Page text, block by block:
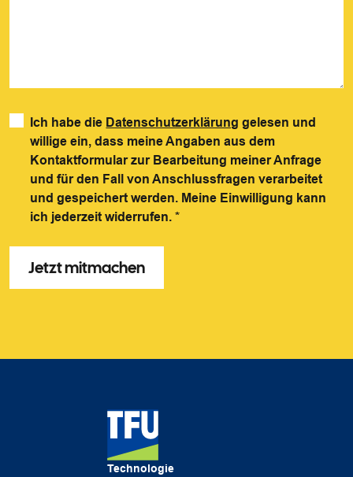
Ich habe die Datenschutzerklärung gelesen und
willige ein, dass meine Angaben aus dem
Kontaktformular zur Bearbeitung meiner Anfrage
und für den Fall von Anschlussfragen verarbeitet
und gespeichert werden. Meine Einwilligung kann
ich jederzeit widerrufen.*
Technologie